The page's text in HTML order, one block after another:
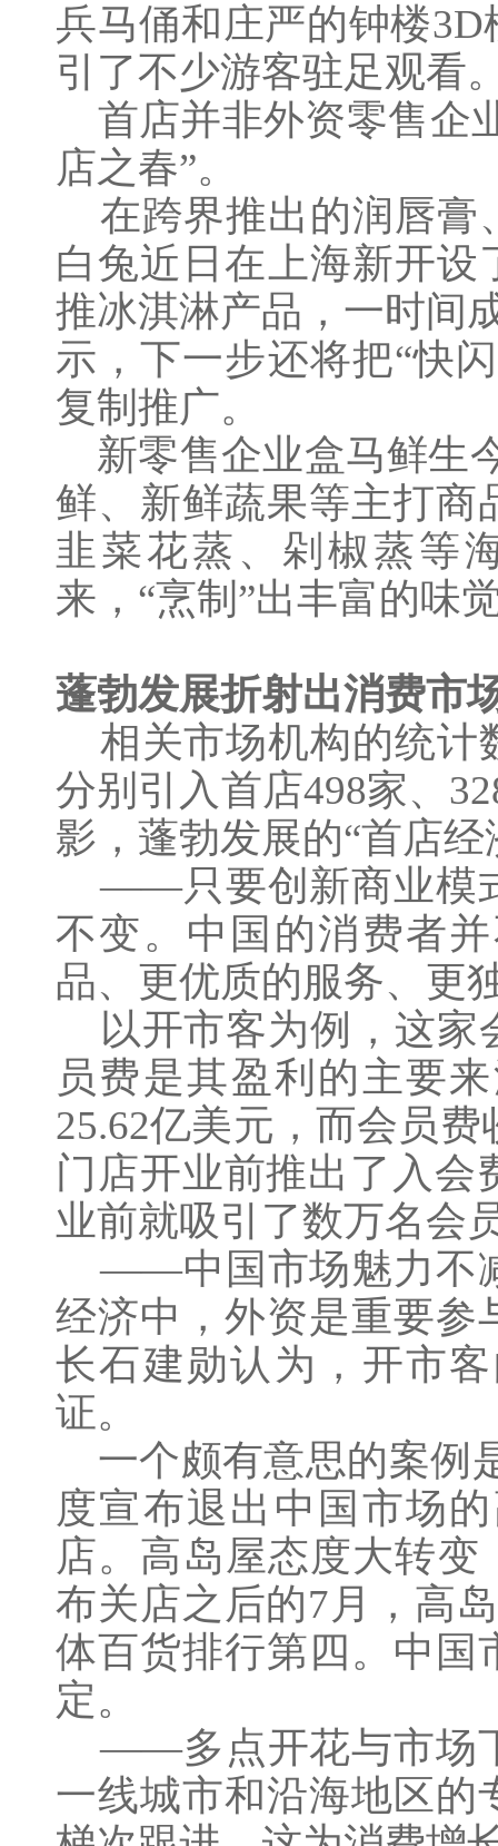
兵马俑和庄严的钟楼
引了不少游客驻足观看
首店并非外资零售企
店之春”。
在跨界推出的润唇膏
白兔近日在上海新开设
推冰淇淋产品，一时间
示，下一步还将把“快
复制推广。
新零售企业盒马鲜生
鲜、新鲜蔬果等主打商
韭菜花蒸、剁椒蒸等
来，“烹制”出丰富的味
蓬勃发展折射出消费市
相关市场机构的统计
分别引入首店498家、
影，蓬勃发展的“首店
——只要创新商业模
不变。中国的消费者
品、更优质的服务、更
以开市客为例，这家
员费是其盈利的主要
25.62亿美元，而会员
门店开业前推出了入会
业前就吸引了数万名会
——中国市场魅力不
经济中，外资是重要参
长石建勋认为，开市
证。
一个颇有意思的案例
度宣布退出中国市场
店。高岛屋态度大转
布关店之后的7月，高
体百货排行第四。中国
定。
——多点开花与市场
一线城市和沿海地区的